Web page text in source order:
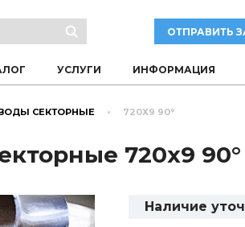
ОТПРАВИТЬ
УСЛУГИ ИНФОРМАЦИЯ
СЕКТОРНЫЕ 720Х9 90°
720х9 90°
Наличие